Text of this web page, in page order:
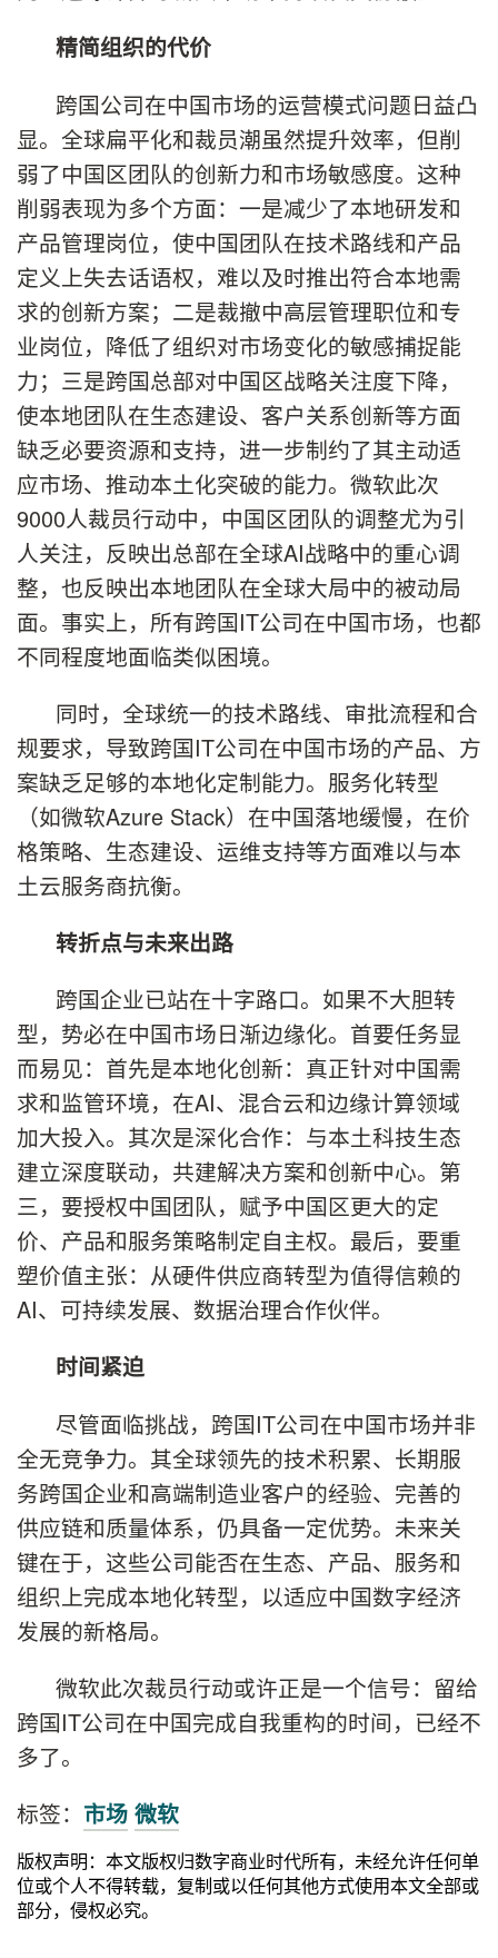
精简组织的代价
跨国公司在中国市场的运营模式问题日益凸
显。全球扁平化和裁员潮虽然提升效率，但削
弱了中国区团队的创新力和市场敏感度。这种
削弱表现为多个方面：一是减少了本地研发和
产品管理岗位，使中国团队在技术路线和产品
定义上失去话语权，难以及时推出符合本地需
求的创新方案；二是裁撤中高层管理职位和专
业岗位，降低了组织对市场变化的敏感捕捉能
力；三是跨国总部对中国区战略关注度下降，
使本地团队在生态建设、客户关系创新等方面
缺乏必要资源和支持，进一步制约了其主动适
应市场、推动本土化突破的能力。微软此次
9000人裁员行动中，中国区团队的调整尤为引
人关注，反映出总部在全球AI战略中的重心调
整，也反映出本地团队在全球大局中的被动局
面。事实上，所有跨国IT公司在中国市场，也都
不同程度地面临类似困境。
同时，全球统一的技术路线、审批流程和合
规要求，导致跨国IT公司在中国市场的产品、方
案缺乏足够的本地化定制能力。服务化转型
（如微软Azure Stack）在中国落地缓慢，在价
格策略、生态建设、运维支持等方面难以与本
土云服务商抗衡。
转折点与未来出路
跨国企业已站在十字路口。如果不大胆转
型，势必在中国市场日渐边缘化。首要任务显
而易见：首先是本地化创新：真正针对中国需
求和监管环境，在AI、混合云和边缘计算领域
加大投入。其次是深化合作：与本土科技生态
建立深度联动，共建解决方案和创新中心。第
三，要授权中国团队，赋予中国区更大的定
价、产品和服务策略制定自主权。最后，要重
塑价值主张：从硬件供应商转型为值得信赖的
AI、可持续发展、数据治理合作伙伴。
时间紧迫
尽管面临挑战，跨国IT公司在中国市场并非
全无竞争力。其全球领先的技术积累、长期服
务跨国企业和高端制造业客户的经验、完善的
供应链和质量体系，仍具备一定优势。未来关
键在于，这些公司能否在生态、产品、服务和
组织上完成本地化转型，以适应中国数字经济
发展的新格局。
微软此次裁员行动或许正是一个信号：留给
跨国IT公司在中国完成自我重构的时间，已经不
多了。
标签： 市场 微软
版权声明：本文版权归数字商业时代所有，未经允许任何单
位或个人不得转载，复制或以任何其他方式使用本文全部或
部分，侵权必究。